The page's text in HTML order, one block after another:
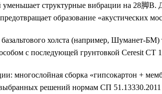
уменьшает структурные вибрации на 28脚
образование «акустических
холста (например, Шуманет-
с последующей грунтовкой Ceresit CT
многослойная сборка «гипсокартон +
выбранных решений нормам СП